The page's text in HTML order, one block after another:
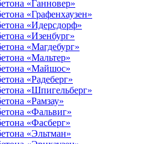
«Ганновер»
«Графенхаузен»
«Идерсдорф»
«Изенбург»
«Магдебург»
«Мальтер»
«Майшос»
«Радеберг»
«Шпигельберг»
«Рамзау»
«Фальвиг»
«Фасберг»
«Эльтман»